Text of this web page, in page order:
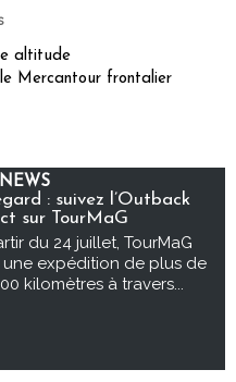
altitude
Mercantour frontalier
: suivez l’Outback
sur TourMaG
du 24 juillet, TourMaG
une expédition de plus de
kilomètres à travers...